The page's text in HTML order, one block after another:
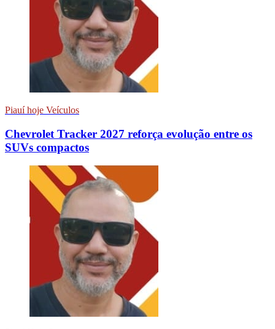
Piauí hoje Veículos
Chevrolet Tracker 2027 reforça evolução entre os
SUVs compactos